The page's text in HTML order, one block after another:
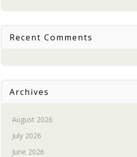
Recent Comments
Archives
August 2026
July 2026
June 2026